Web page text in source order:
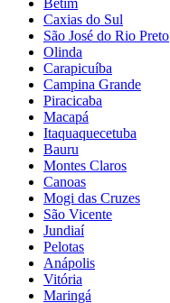
Betim
Caxias do Sul
São José do Rio Preto
Olinda
Carapicuíba
Campina Grande
Piracicaba
Macapá
Itaquaquecetuba
Bauru
Montes Claros
Canoas
Mogi das Cruzes
São Vicente
Jundiaí
Pelotas
Anápolis
Vitória
Maringá